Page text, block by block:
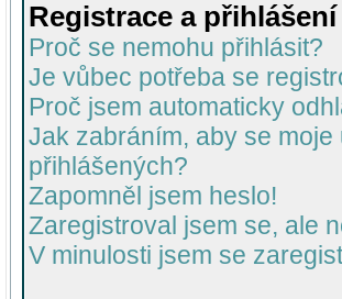
Registrace a přihlášení
Proč se nemohu přihlásit?
Je vůbec potřeba se
Proč jsem automaticky
Jak zabráním, aby se
přihlášených?
Zapomněl jsem heslo!
Zaregistroval jsem se, ale
V minulosti jsem se